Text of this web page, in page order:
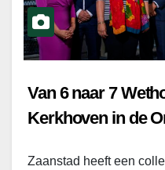
Van 6 naar 7
Kerkhoven in de
Zaanstad heeft een